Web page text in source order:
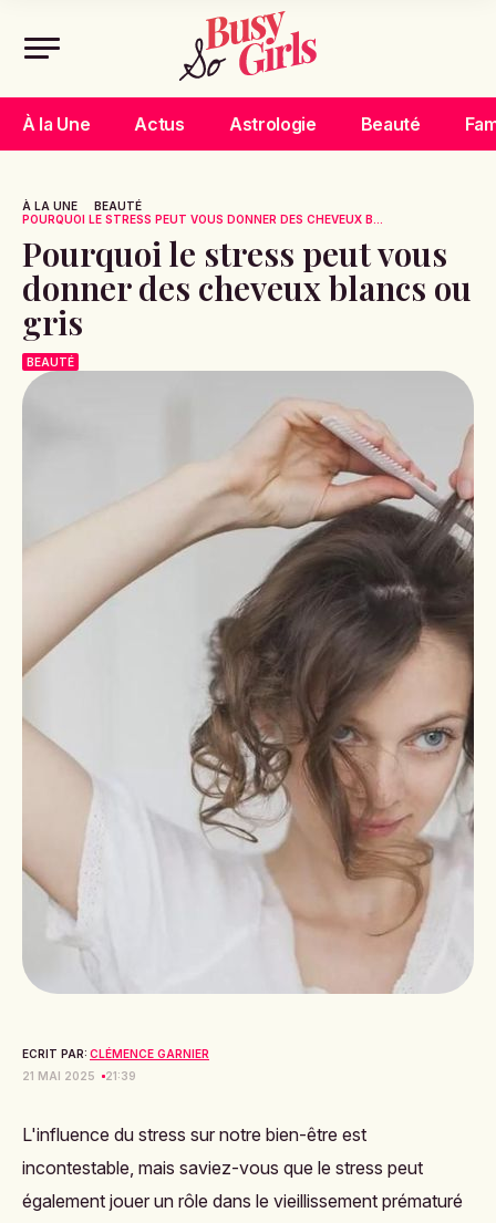
À la Une Actus Astrologie Beauté
À LA UNE
BEAUTÉ
POURQUOI LE STRESS PEUT VOUS DONNER DES CHEVEUX B...
Pourquoi le stress peut vous
donner des cheveux blancs ou
gris
BEAUTÉ
ECRIT PAR: CLÉMENCE GARNIER
21 MAI 2025
21:39
L'influence du stress sur notre bien-être est
incontestable, mais saviez-vous que le stress peut
également jouer un rôle dans le vieillissement prématuré